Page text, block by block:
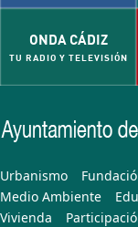
ONDA CÁDIZ
TU RADIO Y TELEVISIÓN
Urbanismo
Medio Ambiente
Vivienda